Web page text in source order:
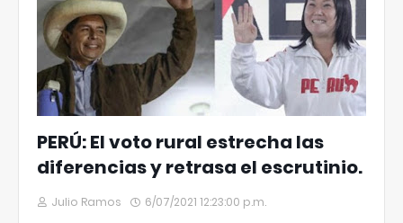
PERÚ: El voto rural estrecha las
diferencias y retrasa el escrutinio.
Julio Ramos 6/07/2021 12:23:00 p.m.